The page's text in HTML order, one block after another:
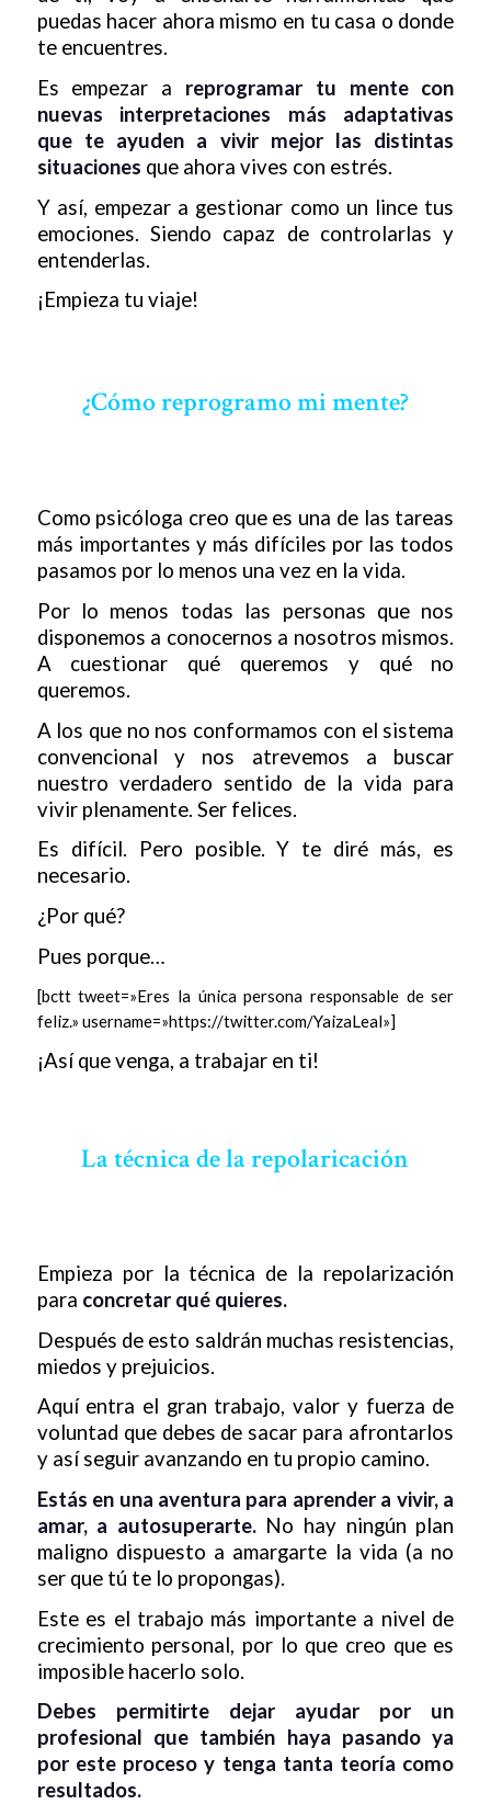
puedas hacer ahora mismo en tu casa o donde
te encuentres.
Es empezar a reprogramar tu mente con
nuevas interpretaciones más adaptativas
que te ayuden a vivir mejor las distintas
situaciones que ahora vives con estrés.
Y así, empezar a gestionar como un lince tus
emociones. Siendo capaz de controlarlas y
entenderlas.
¡Empieza tu viaje!
¿Cómo reprogramo mi mente?
Como psicóloga creo que es una de las tareas
más importantes y más difíciles por las todos
pasamos por lo menos una vez en la vida.
Por lo menos todas las personas que nos
disponemos a conocernos a nosotros mismos.
A cuestionar qué queremos y qué no
queremos.
A los que no nos conformamos con el sistema
convencional y nos atrevemos a buscar
nuestro verdadero sentido de la vida para
vivir plenamente. Ser felices.
Es difícil. Pero posible. Y te diré más, es
necesario.
¿Por qué?
Pues porque…
[bctt tweet=»Eres la única persona responsable de ser
feliz.» username=»https://twitter.com/YaizaLeal»]
¡Así que venga, a trabajar en ti!
La técnica de la repolaricación
Empieza por la técnica de la repolarización
para concretar qué quieres.
Después de esto saldrán muchas resistencias,
miedos y prejuicios.
Aquí entra el gran trabajo, valor y fuerza de
voluntad que debes de sacar para afrontarlos
y así seguir avanzando en tu propio camino.
Estás en una aventura para aprender a vivir, a
amar, a autosuperarte.No hay ningún plan
maligno dispuesto a amargarte la vida (a no
ser que tú te lo propongas).
Este es el trabajo más importante a nivel de
crecimiento personal, por lo que creo que es
imposible hacerlo solo.
Debes permitirte dejar ayudar por un
profesional que también haya pasando ya
por este proceso y tenga tanta teoría como
resultados.